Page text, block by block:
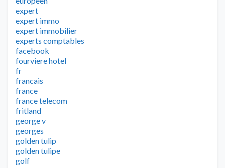
expert
expert immo
expert immobilier
experts comptables
facebook
fourviere hotel
fr
francais
france
france telecom
fritland
george v
georges
golden tulip
golden tulipe
golf